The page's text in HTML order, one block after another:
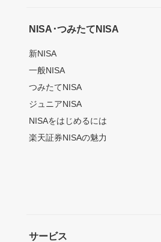
NISA･つみたてNISA
新NISA
一般NISA
つみたてNISA
ジュニアNISA
NISAをはじめるには
楽天証券NISAの魅力
サービス